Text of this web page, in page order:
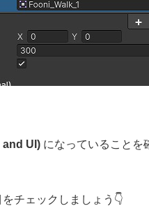
and UI) になっていることを
チェックしましょう👇